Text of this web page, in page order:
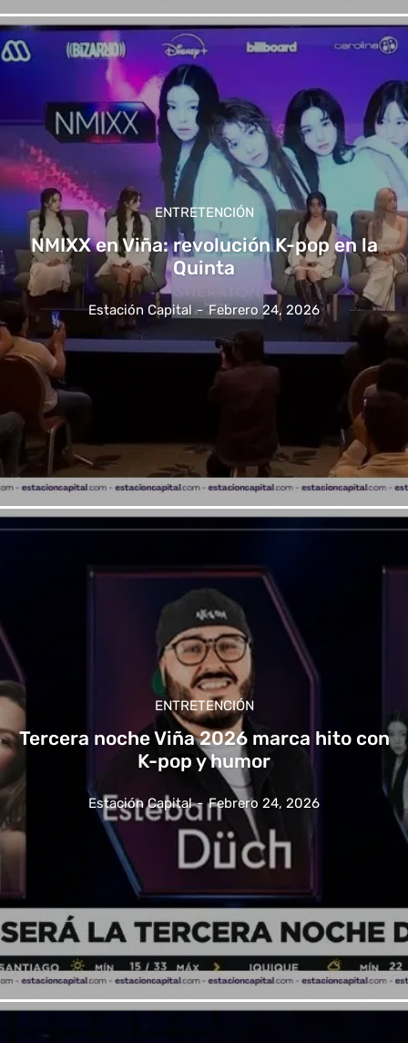
ENTRETENCIÓN
NMIXX en Viña: revolución K-pop en la
Quinta
Estación Capital - Febrero 24, 2026
ENTRETENCIÓN
Tercera noche Viña 2026 marca hito con
K-pop y humor
Estación Capital - Febrero 24, 2026